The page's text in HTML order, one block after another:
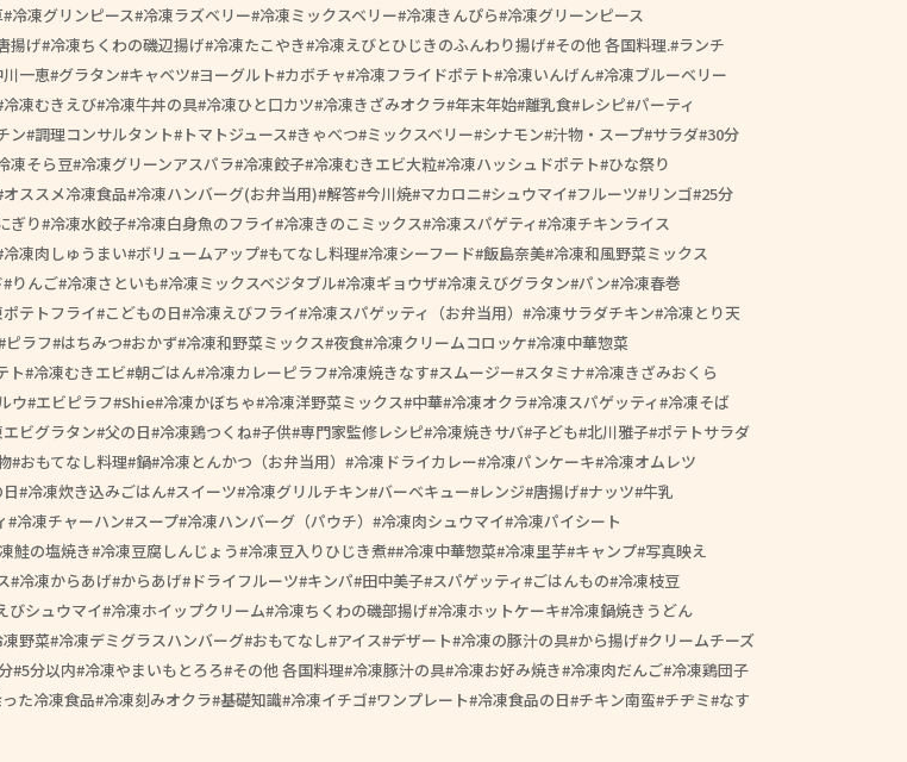
冷凍グリンピース 冷凍ラズベリー 冷凍ミックスベリー 冷凍きんぴら 冷凍グリーンピース
揚げ 冷凍ちくわの磯辺揚げ 冷凍たこやき 冷凍えびとひじきのふんわり揚げ その他 各国料理. ランチ
川一恵 グラタン キャベツ ヨーグルト カボチャ 冷凍フライドポテト 冷凍いんげん 冷凍ブルーベリー
冷凍むきえび 冷凍牛丼の具 冷凍ひと口カツ 冷凍きざみオクラ 年末年始 離乳食 レシピ パーティ
ン 調理コンサルタント トマトジュース きゃべつ ミックスベリー シナモン 汁物・スープ サラダ 30分
凍そら豆 冷凍グリーンアスパラ 冷凍餃子 冷凍むきエビ大粒 冷凍ハッシュドポテト ひな祭り
オススメ冷凍食品 冷凍ハンバーグ(お弁当用) 解答 今川焼 マカロニ シュウマイ フルーツ リンゴ 25分
ぎり 冷凍水餃子 冷凍白身魚のフライ 冷凍きのこミックス 冷凍スパゲティ 冷凍チキンライス
冷凍肉しゅうまい ボリュームアップ もてなし料理 冷凍シーフード 飯島奈美 冷凍和風野菜ミックス
りんご 冷凍さといも 冷凍ミックスベジタブル 冷凍ギョウザ 冷凍えびグラタン パン 冷凍春巻
ポテトフライ こどもの日 冷凍えびフライ 冷凍スパゲッティ（お弁当用） 冷凍サラダチキン 冷凍とり天
ピラフ はちみつ おかず 冷凍和野菜ミックス 夜食 冷凍クリームコロッケ 冷凍中華惣菜
ト 冷凍むきエビ 朝ごはん 冷凍カレーピラフ 冷凍焼きなす スムージー スタミナ 冷凍きざみおくら
ウ エビピラフ Shie 冷凍かぼちゃ 冷凍洋野菜ミックス 中華 冷凍オクラ 冷凍スパゲッティ 冷凍そば
エビグラタン 父の日 冷凍鶏つくね 子供 専門家監修レシピ 冷凍焼きサバ 子ども 北川雅子 ポテトサラダ
おもてなし料理 鍋 冷凍とんかつ（お弁当用） 冷凍ドライカレー 冷凍パンケーキ 冷凍オムレツ
冷凍炊き込みごはん スイーツ 冷凍グリルチキン バーベキュー レンジ 唐揚げ ナッツ 牛乳
冷凍チャーハン スープ 冷凍ハンバーグ（パウチ） 冷凍肉シュウマイ 冷凍パイシート
鮭の塩焼き 冷凍豆腐しんじょう 冷凍豆入りひじき煮 #冷凍中華惣菜 冷凍里芋 キャンプ 写真映え
冷凍からあげ からあげ ドライフルーツ キンパ 田中美子 スパゲッティ ごはんもの 冷凍枝豆
びシュウマイ 冷凍ホイップクリーム 冷凍ちくわの磯部揚げ 冷凍ホットケーキ 冷凍鍋焼きうどん
凍野菜 冷凍デミグラスハンバーグ おもてなし アイス デザート 冷凍の豚汁の具 から揚げ クリームチーズ
5分以内 冷凍やまいもとろろ その他 各国料理 冷凍豚汁の具 冷凍お好み焼き 冷凍肉だんご 冷凍鶏団子
た冷凍食品 冷凍刻みオクラ 基礎知識 冷凍イチゴ ワンプレート 冷凍食品の日 チキン南蛮 チヂミ なす